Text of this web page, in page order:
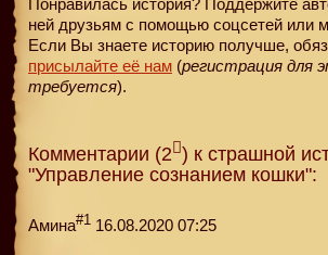
ней друзьям с помощью соцсетей или
Если Вы знаете историю получше,
присылайте её нам (регистрация для
требуется).
Комментарии (2 ) к страшной
"Управление сознанием кошки":
Амина#1 16.08.2020 07:25